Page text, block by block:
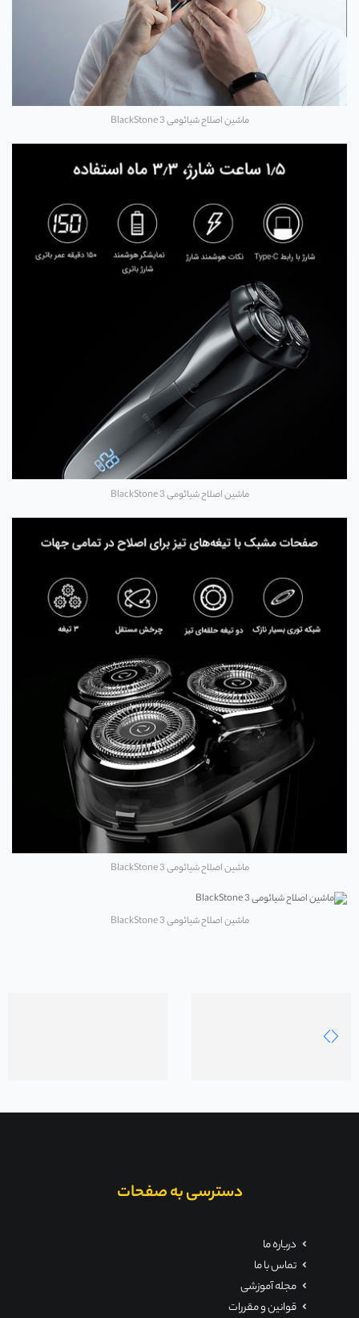
ماشین اصلاح شیائومی BlackStone 3
ماشین اصلاح شیائومی BlackStone 3
ماشین اصلاح شیائومی BlackStone 3
ماشین اصلاح شیائومی BlackStone 3
دسترسی به صفحات
درباره ما
تماس با ما
مجله آموزشی
قوانین و مقررات